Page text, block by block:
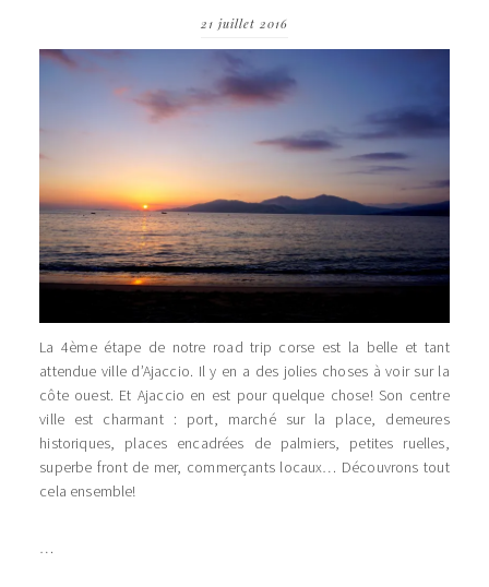
21 juillet 2016
La 4ème étape de notre road trip corse est la belle et tant
attendue ville d’Ajaccio. Il y en a des jolies choses à voir sur la
côte ouest. Et Ajaccio en est pour quelque chose! Son centre
ville est charmant : port, marché sur la place, demeures
historiques, places encadrées de palmiers, petites ruelles,
superbe front de mer, commerçants locaux… Découvrons tout
cela ensemble!
…